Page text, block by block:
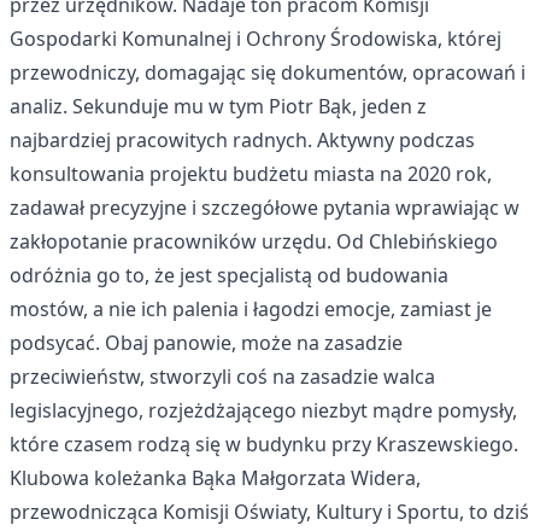
Gospodarki Komunalnej i Ochrony Środowiska, której
przewodniczy, domagając się dokumentów, opracowań i
analiz. Sekunduje mu w tym Piotr Bąk, jeden z
najbardziej pracowitych radnych. Aktywny podczas
konsultowania projektu budżetu miasta na 2020 rok,
zadawał precyzyjne i szczegółowe pytania wprawiając w
zakłopotanie pracowników urzędu. Od Chlebińskiego
odróżnia go to, że jest specjalistą od budowania
mostów, a nie ich palenia i łagodzi emocje, zamiast je
podsycać. Obaj panowie, może na zasadzie
przeciwieństw, stworzyli coś na zasadzie walca
legislacyjnego, rozjeżdżającego niezbyt mądre pomysły,
które czasem rodzą się w budynku przy Kraszewskiego.
Klubowa koleżanka Bąka Małgorzata Widera,
przewodnicząca Komisji Oświaty, Kultury i Sportu, to dziś